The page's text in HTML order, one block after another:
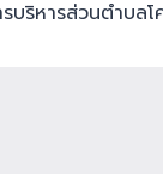
บริหารส่วนตำบล